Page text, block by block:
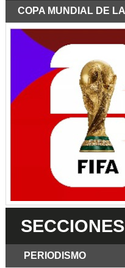
COPA MUNDIAL DE
SECCIONES
PERIODISMO